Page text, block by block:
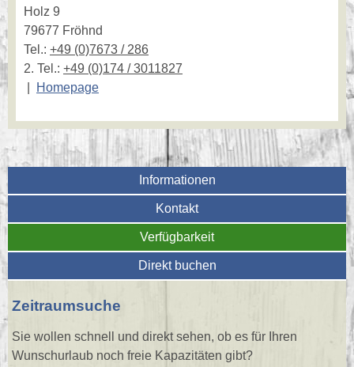
Holz 9
79677 Fröhnd
Tel.: +49 (0)7673 / 286
2. Tel.: +49 (0)174 / 3011827
Homepage
Informationen
Kontakt
Verfügbarkeit
Direkt buchen
Zeitraumsuche
Sie wollen schnell und direkt sehen, ob es für Ihren
Wunschurlaub noch freie Kapazitäten gibt?